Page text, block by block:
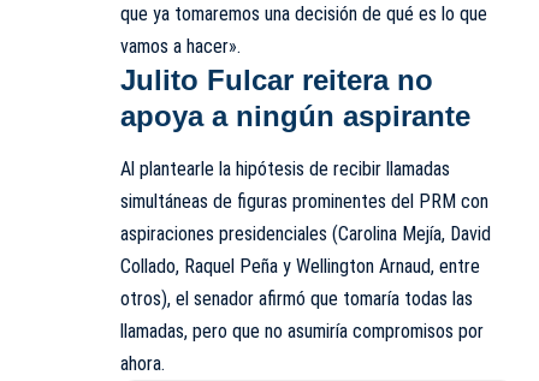
que ya tomaremos una decisión de qué es lo que
vamos a hacer».
Julito Fulcar reitera no
apoya a ningún aspirante
Al plantearle la hipótesis de recibir llamadas
simultáneas de figuras prominentes del PRM con
aspiraciones presidenciales (Carolina Mejía, David
Collado, Raquel Peña y Wellington Arnaud, entre
otros), el senador afirmó que tomaría todas las
llamadas, pero que no asumiría compromisos por
ahora.